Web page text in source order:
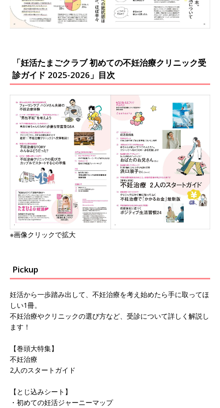
「妊活たまごクラブ 初めての不妊治療クリニック受
診ガイド 2025-2026」目次
※画像クリックで拡大
Pickup
妊活から一歩踏み出して、不妊治療を考え始めたら手に取ってほ
しい1冊。
不妊治療やクリニックの選び方など、受診について詳しく解説し
ます！
【巻頭大特集】
不妊治療
2人のスタートガイド
【とじ込みシート】
・初めての妊活ジャーニーマップ